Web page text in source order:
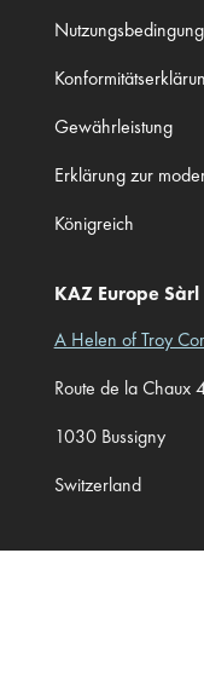
Gewährleistung
Erklärung zur
Königreich
KAZ Europe Sàrl
A Helen of Troy
Route de la Chaux
1030 Bussigny
Switzerland